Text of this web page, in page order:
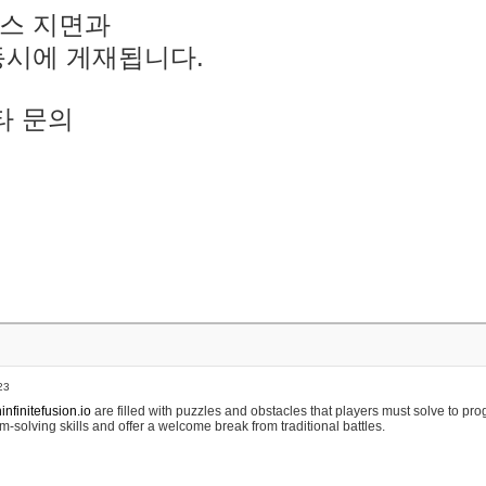
지면과
에 게재됩니다.
문의
are filled with puzzles and obstacles that players must solve to
solving skills and offer a welcome break from traditional battles.